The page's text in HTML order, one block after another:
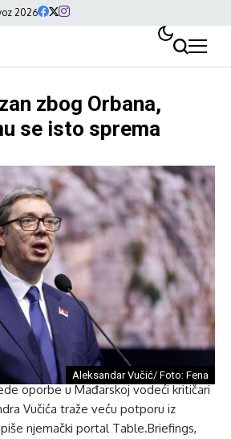
2026
zbog Orbana,
se isto sprema
Aleksandar Vučić/ Foto: Fena
oporbe u Mađarskoj vodeći kritičari
Vučića traže veću potporu iz
njemački portal Table.Briefings,